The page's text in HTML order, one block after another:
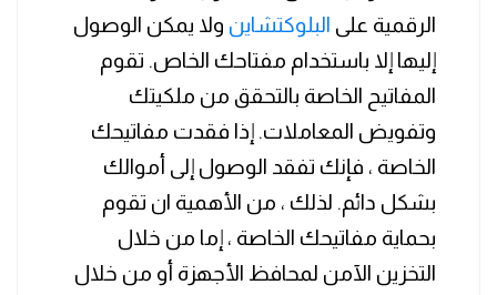
الرقمية على البلوكتشاين ولا يمكن الوصول
إليها إلا باستخدام مفتاحك الخاص. تقوم
المفاتيح الخاصة بالتحقق من ملكيتك
وتفويض المعاملات. إذا فقدت مفاتيحك
الخاصة ، فإنك تفقد الوصول إلى أموالك
بشكل دائم. لذلك ، من الأهمية ان تقوم
بحماية مفاتيحك الخاصة ، إما من خلال
التخزين الآمن لمحافظ الأجهزة أو من خلال